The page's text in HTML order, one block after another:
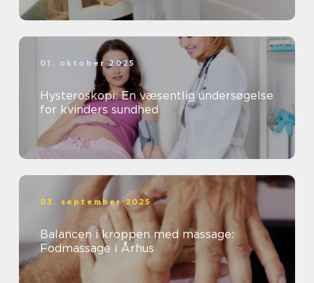
01. oktober 2025
Hysteroskopi: En væsentlig undersøgelse
for kvinders sundhed
03. september 2025
Balancen i kroppen med massage:
Fodmassage i Århus